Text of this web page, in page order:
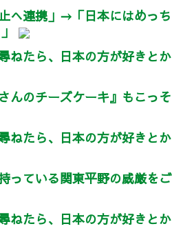
へ連携」→「日本にはめっち
ねたら、日本の方が好きとか
んのチーズケーキ』もこっそ
ねたら、日本の方が好きとか
っている関東平野の威厳をご
ねたら、日本の方が好きとか